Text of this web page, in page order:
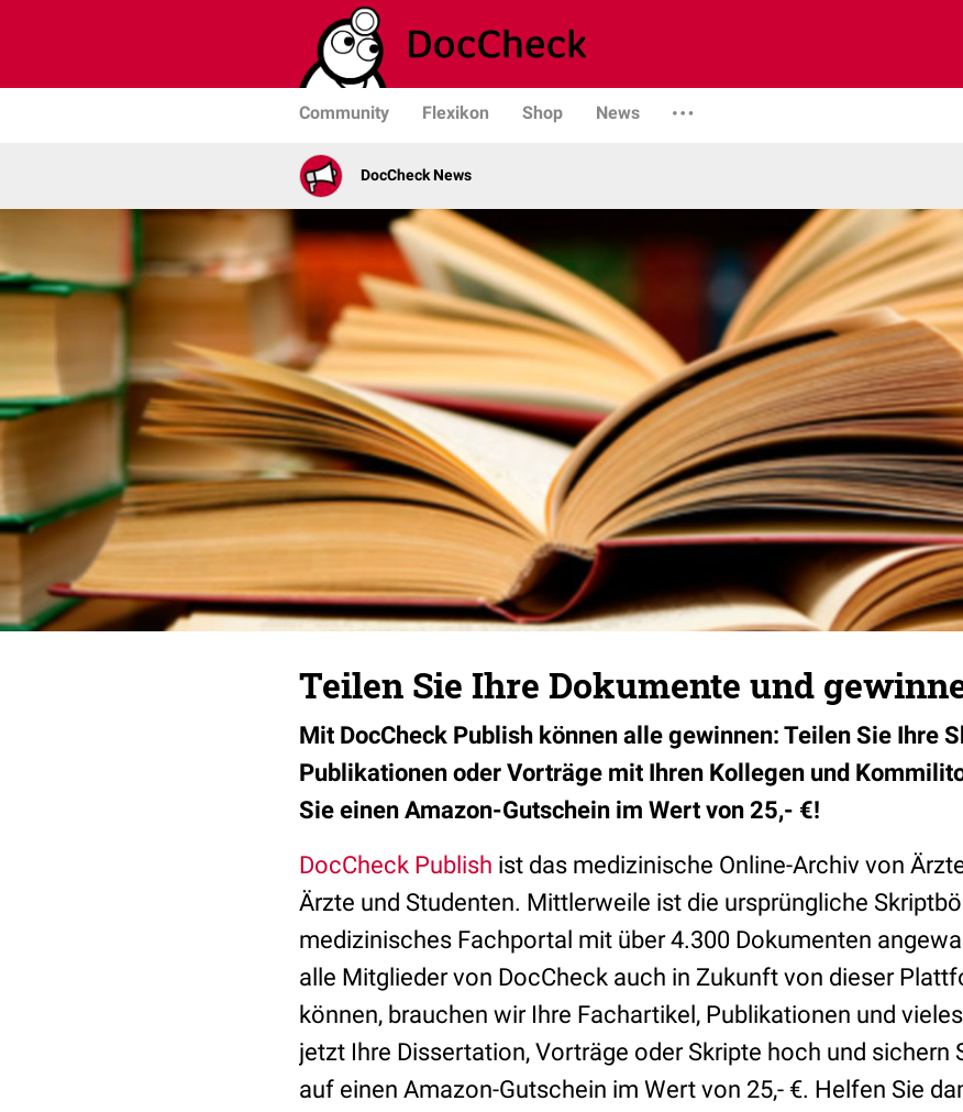
Community Flexikon Shop News
DocCheck News
Teilen Sie Ihre Dokumente und
Mit DocCheck Publish können alle gewinnen: Teilen Sie Ihre
Publikationen oder Vorträge mit Ihren Kollegen und
Sie einen Amazon-Gutschein im Wert von 25,- €!
DocCheck Publish ist das medizinische Online-Archiv von
Ärzte und Studenten. Mittlerweile ist die ursprüngliche
medizinisches Fachportal mit über 4.300 Dokumenten
alle Mitglieder von DocCheck auch in Zukunft von dieser
können, brauchen wir Ihre Fachartikel, Publikationen und
jetzt Ihre Dissertation, Vorträge oder Skripte hoch und sichern
auf einen Amazon-Gutschein im Wert von 25,- €. Helfen Sie